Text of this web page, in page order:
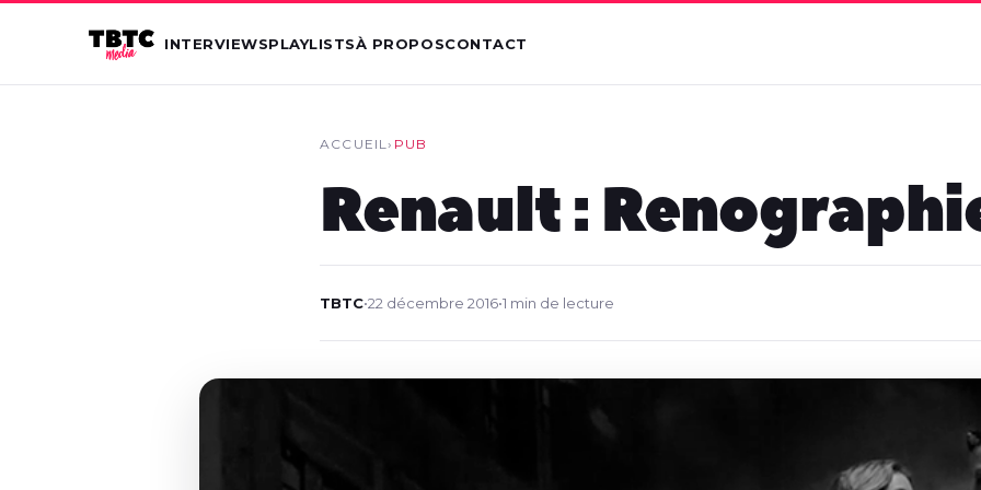
INTERVIEWSPLAYLISTSÀ PROPOSCONTACT
ACCUEIL› PUB
Renault :
TBTC•22 décembre 2016•1 min de lecture